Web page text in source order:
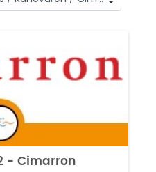
- Cimarron